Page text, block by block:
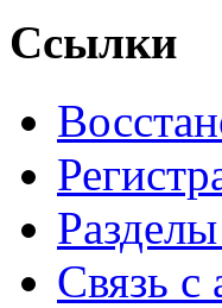
Ссылки
Связь